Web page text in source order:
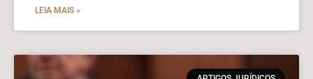
LEIA MAIS »